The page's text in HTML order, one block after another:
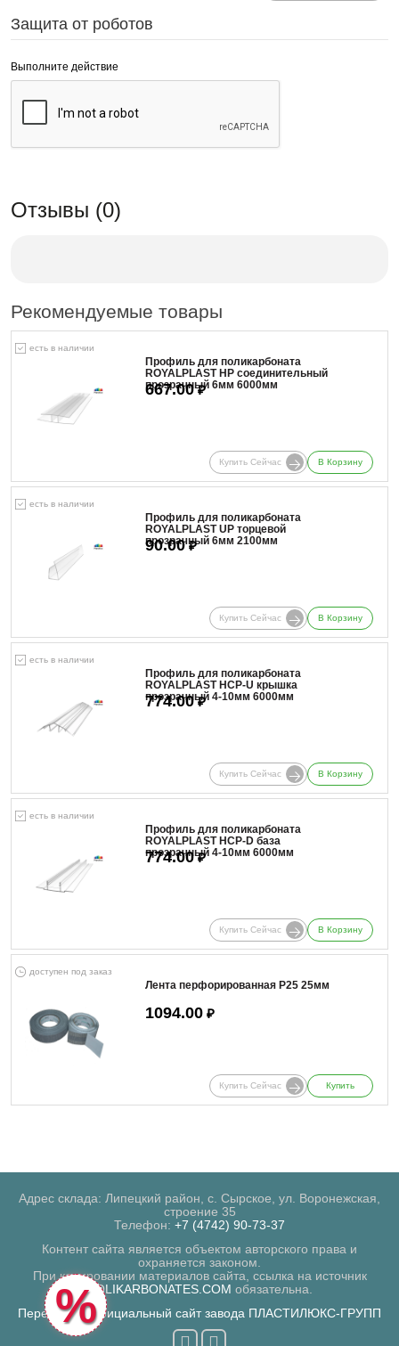
Защита от роботов
Выполните действие
Отзывы (0)
Рекомендуемые товары
есть в наличии
Профиль для поликарбоната
ROYALPLAST HP соединительный
прозрачный 6мм 6000мм
667.00₽
Купить Сейчас В Корзину
есть в наличии
Профиль для поликарбоната
ROYALPLAST UP торцевой
прозрачный 6мм 2100мм
90.00₽
Купить Сейчас В Корзину
есть в наличии
Профиль для поликарбоната
ROYALPLAST HCP-U крышка
прозрачный 4-10мм 6000мм
774.00₽
Купить Сейчас В Корзину
есть в наличии
Профиль для поликарбоната
ROYALPLAST HCP-D база
прозрачный 4-10мм 6000мм
774.00₽
Купить Сейчас В Корзину
доступен под заказ
Лента перфорированная Р25 25мм
1094.00 ₽
Купить Сейчас Купить
Адрес склада: Липецкий район, с. Сырское, ул. Воронежская,
строение 35
Телефон: +7 (4742) 90-73-37
Контент сайта является объектом авторского права и
охраняется законом.
При копировании материалов сайта, ссылка на источник
POLIKARBONATES.COM обязательна.
Перейти на официальный сайт завода ПЛАСТИЛЮКС-ГРУПП
%